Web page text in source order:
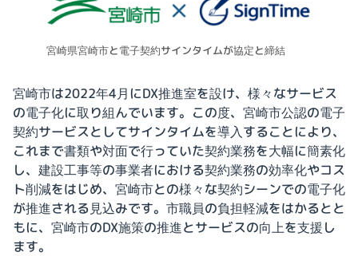
宮崎県宮崎市と電子契約サインタイムが協定と締結
宮崎市は2022年4月にDX推進室を設け、様々なサービス
の電子化に取り組んでいます。この度、宮崎市公認の電子
契約サービスとしてサインタイムを導入することにより、
これまで書類や対面で行っていた契約業務を大幅に簡素化
し、建設工事等の事業者における契約業務の効率化やコス
ト削減をはじめ、宮崎市との様々な契約シーンでの電子化
が推進される見込みです。市職員の負担軽減をはかるとと
もに、宮崎市のDX施策の推進とサービスの向上を支援し
ます。